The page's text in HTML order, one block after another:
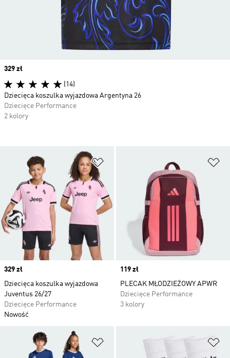
Dodaj do listy życzeń
Price
329 zł
Dziecięca koszulka wyjazdowa
Juventus 26/27
Dziecięce Performance
Nowość
Price
119 zł
PLECAK MŁODZIEŻOWY APWR
Dziecięce Performance
3 kolory
Dodaj do listy życzeń
Price
329 zł
(14)
Dziecięca koszulka wyjazdowa Argentyna 26
Dziecięce Performance
2 kolory